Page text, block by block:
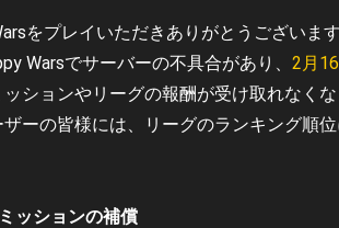
をプレイいただきありがとうございま
Warsでサーバーの不具合があり、 2月
ションやリーグの報酬が受け取れなく
ーの皆様には、リーグのランキング順
ッションの補償